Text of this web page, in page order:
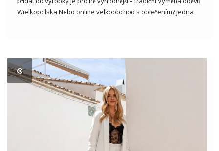
Wielkopolska Nebo online velkoobchod s oblečením? Jedna